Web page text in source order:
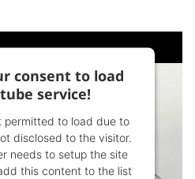
consent to load
service!
permitted to load due to
disclosed to the visitor.
needs to setup the site
this content to the list